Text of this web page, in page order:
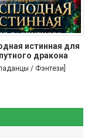
истинная для
дракона
/ Фэнтези]